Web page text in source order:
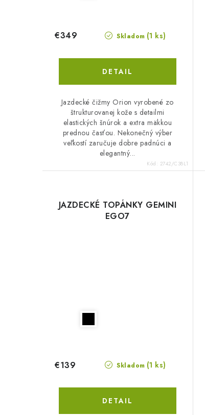
Skladom (1 ks)
€349
DETAIL
Jazdecké čižmy Orion vyrobené zo
štrukturovanej kože s detailmi
elastických šnúrok a extra mäkkou
prednou časťou. Nekonečný výber
veľkostí zaručuje dobre padnúci a
elegantný...
Kód: 2742/C38L1
JAZDECKÉ TOPÁNKY GEMINI
EGO7
Skladom (1 ks)
€139
DETAIL